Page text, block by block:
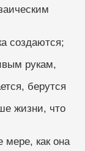
создаются;
рукам,
берутся
жизни, что
мере, как она